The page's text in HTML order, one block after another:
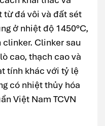
từ đá vôi và đất sét
ở nhiệt độ 1450°C,
Clinker sau
cao, thạch cao và
tính khác với tỷ lệ
có nhiệt thủy hóa
Việt Nam TCVN